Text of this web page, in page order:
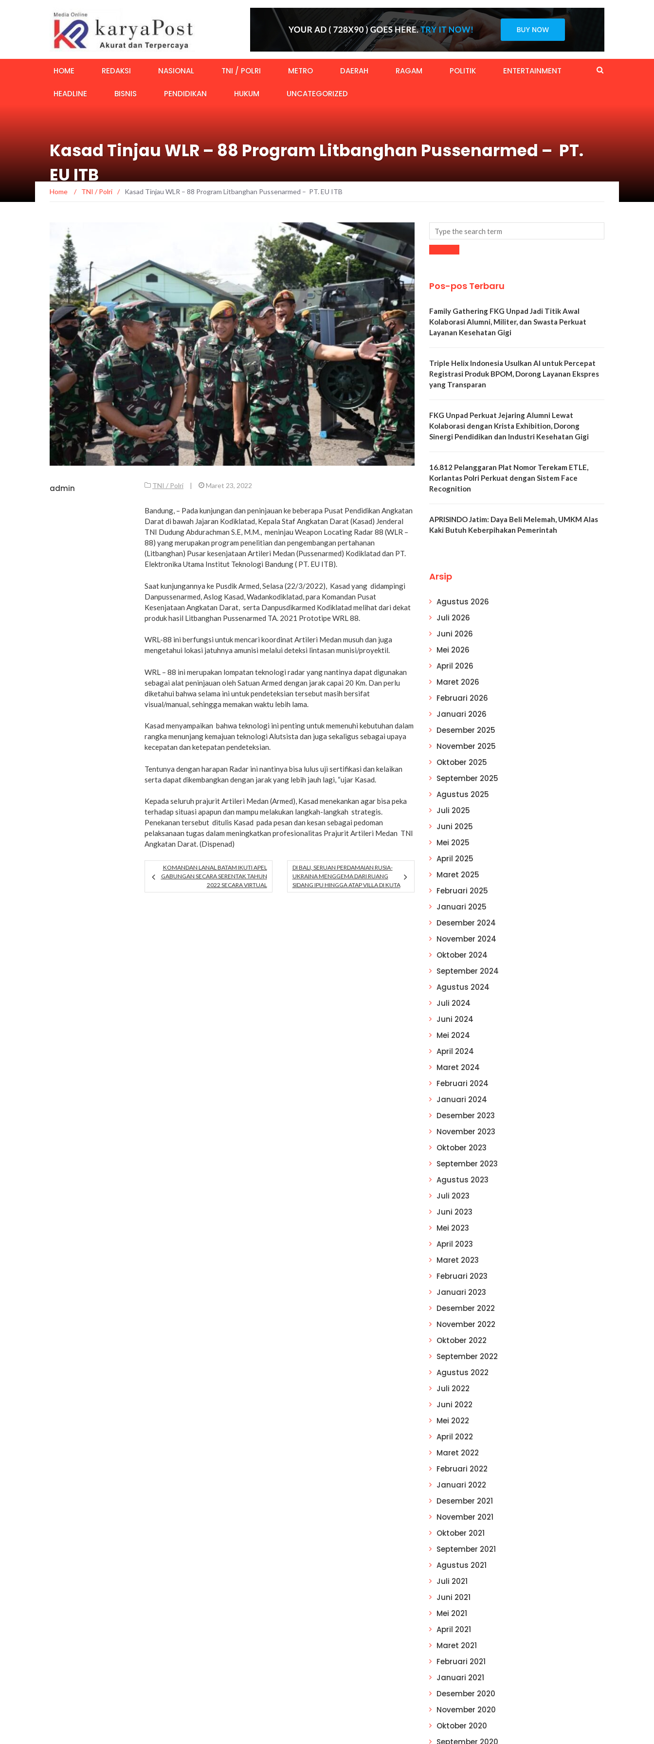
HOME REDAKSI NASIONAL TNI / POLRI METRO DAERAH RAGAM POLITIK ENTERTAINMENT
HEADLINE BISNIS PENDIDIKAN HUKUM UNCATEGORIZED
Kasad Tinjau WLR – 88 Program Litbanghan Pussenarmed – PT.
EU ITB
Home / TNI / Polri / Kasad Tinjau WLR – 88 Program Litbanghan Pussenarmed – PT. EU ITB
admin TNI / Polri | Maret 23, 2022
Bandung, – Pada kunjungan dan peninjauan ke beberapa Pusat Pendidikan Angkatan
Darat di bawah Jajaran Kodiklatad, Kepala Staf Angkatan Darat (Kasad) Jenderal
TNI Dudung Abdurachman S.E, M.M., meninjau Weapon Locating Radar 88 (WLR –
88) yang merupakan program penelitian dan pengembangan pertahanan
(Litbanghan) Pusar kesenjataan Artileri Medan (Pussenarmed) Kodiklatad dan PT.
Elektronika Utama Institut Teknologi Bandung ( PT. EU ITB).
Saat kunjungannya ke Pusdik Armed, Selasa (22/3/2022), Kasad yang didampingi
Danpussenarmed, Aslog Kasad, Wadankodiklatad, para Komandan Pusat
Kesenjataan Angkatan Darat, serta Danpusdikarmed Kodiklatad melihat dari dekat
produk hasil Litbanghan Pussenarmed TA. 2021 Prototipe WRL 88.
WRL-88 ini berfungsi untuk mencari koordinat Artileri Medan musuh dan juga
mengetahui lokasi jatuhnya amunisi melalui deteksi lintasan munisi/proyektil.
WRL – 88 ini merupakan lompatan teknologi radar yang nantinya dapat digunakan
sebagai alat peninjauan oleh Satuan Armed dengan jarak capai 20 Km. Dan perlu
diketahui bahwa selama ini untuk pendeteksian tersebut masih bersifat
visual/manual, sehingga memakan waktu lebih lama.
Kasad menyampaikan bahwa teknologi ini penting untuk memenuhi kebutuhan dalam
rangka menunjang kemajuan teknologi Alutsista dan juga sekaligus sebagai upaya
kecepatan dan ketepatan pendeteksian.
Tentunya dengan harapan Radar ini nantinya bisa lulus uji sertifikasi dan kelaikan
serta dapat dikembangkan dengan jarak yang lebih jauh lagi, “ujar Kasad.
Kepada seluruh prajurit Artileri Medan (Armed), Kasad menekankan agar bisa peka
terhadap situasi apapun dan mampu melakukan langkah-langkah strategis.
Penekanan tersebut ditulis Kasad pada pesan dan kesan sebagai pedoman
pelaksanaan tugas dalam meningkatkan profesionalitas Prajurit Artileri Medan TNI
Angkatan Darat. (Dispenad)
KOMANDAN LANAL BATAM IKUTI APEL
GABUNGAN SECARA SERENTAK TAHUN
2022 SECARA VIRTUAL
DI BALI, SERUAN PERDAMAIAN RUSIA-
UKRAINA MENGGEMA DARI RUANG
SIDANG IPU HINGGA ATAP VILLA DI KUTA
Pos-pos Terbaru
Family Gathering FKG Unpad Jadi Titik Awal
Kolaborasi Alumni, Militer, dan Swasta Perkuat
Layanan Kesehatan Gigi
Triple Helix Indonesia Usulkan AI untuk Percepat
Registrasi Produk BPOM, Dorong Layanan Ekspres
yang Transparan
FKG Unpad Perkuat Jejaring Alumni Lewat
Kolaborasi dengan Krista Exhibition, Dorong
Sinergi Pendidikan dan Industri Kesehatan Gigi
16.812 Pelanggaran Plat Nomor Terekam ETLE,
Korlantas Polri Perkuat dengan Sistem Face
Recognition
APRISINDO Jatim: Daya Beli Melemah, UMKM Alas
Kaki Butuh Keberpihakan Pemerintah
Arsip
Agustus 2026
Juli 2026
Juni 2026
Mei 2026
April 2026
Maret 2026
Februari 2026
Januari 2026
Desember 2025
November 2025
Oktober 2025
September 2025
Agustus 2025
Juli 2025
Juni 2025
Mei 2025
April 2025
Maret 2025
Februari 2025
Januari 2025
Desember 2024
November 2024
Oktober 2024
September 2024
Agustus 2024
Juli 2024
Juni 2024
Mei 2024
April 2024
Maret 2024
Februari 2024
Januari 2024
Desember 2023
November 2023
Oktober 2023
September 2023
Agustus 2023
Juli 2023
Juni 2023
Mei 2023
April 2023
Maret 2023
Februari 2023
Januari 2023
Desember 2022
November 2022
Oktober 2022
September 2022
Agustus 2022
Juli 2022
Juni 2022
Mei 2022
April 2022
Maret 2022
Februari 2022
Januari 2022
Desember 2021
November 2021
Oktober 2021
September 2021
Agustus 2021
Juli 2021
Juni 2021
Mei 2021
April 2021
Maret 2021
Februari 2021
Januari 2021
Desember 2020
November 2020
Oktober 2020